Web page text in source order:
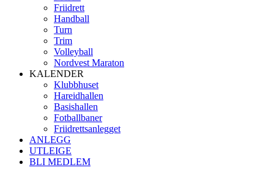
Friidrett
Handball
Turn
Trim
Volleyball
Nordvest Maraton
KALENDER
Klubbhuset
Hareidhallen
Basishallen
Fotballbaner
Friidrettsanlegget
ANLEGG
UTLEIGE
BLI MEDLEM